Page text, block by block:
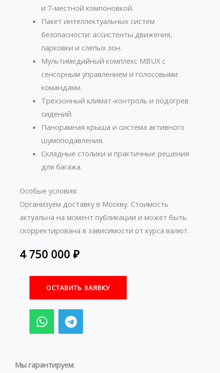
и 7-местной компоновкой.
Пакет интеллектуальных систем
безопасности: ассистенты движения,
парковки и слепых зон.
Мультимедийный комплекс MBUX с
сенсорным управлением и голосовыми
командами.
Трехзонный климат-контроль и подогрев
сидений.
Панорамная крыша и система активного
шумоподавления.
Складные столики и практичные решения
для багажа.
Особые условия:
Организуем доставку в Москву. Стоимость
актуальна на момент публикации и может быть
скорректирована в зависимости от курса валют.
4 750 000 ₽
ОСТАВИТЬ ЗАЯВКУ
W
h
a
s
T
e
l
g
Мы гарантируем: